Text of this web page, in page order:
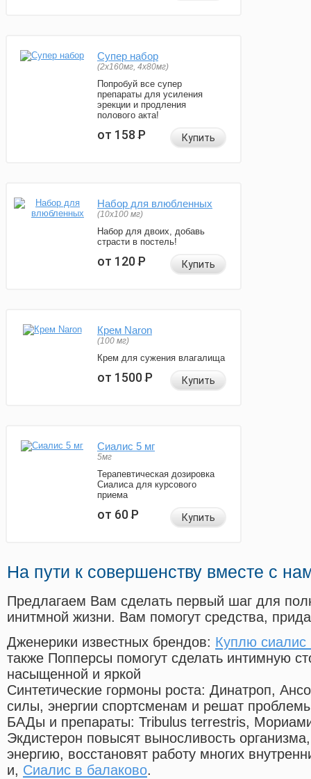
Супер набор
(2х160мг, 4х80мг)
Попробуй все супер
препараты для усиления
эрекции и продления
полового акта!
от 158Р Купить
Набор для влюбленных
(10х100 мг)
Набор для двоих, добавь
страсти в постель!
от 120Р Купить
Крем Naron
(100 мг)
Крем для сужения влагалища
от 1500Р Купить
Сиалис 5 мг
5мг
Терапевтическая дозировка
Сиалиса для курсового
приема
от 60Р Купить
На пути к совершенству вместе с
Предлагаем Вам сделать первый шаг для
инитмной жизни. Вам помогут средства,
Дженерики известных брендов: Куплю сиалис
также Попперсы помогут сделать интимную
насыщенной и яркой
Синтетические гормоны роста: Динатроп,
силы, энергии спортсменам и решат
БАДы и препараты: Tribulus terrestris,
Экдистерон повысят выносливость
энергию, восстановят работу многих
и, Сиалис в балаково.